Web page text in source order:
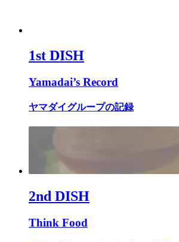
1st DISH
Yamadai’s Record
ヤマダイグループの記録
2nd DISH
Think Food